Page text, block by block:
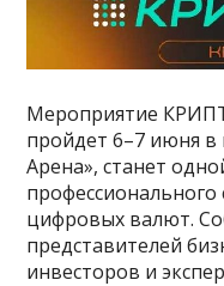
Мероприятие
пройдет 6–7 июня в
Арена», станет
цифровых валют.
представителей
инвесторов и